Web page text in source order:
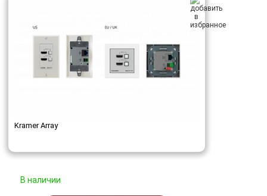
Kramer Array
В наличии